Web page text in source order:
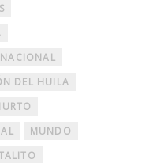
NACIONAL
DEL HUILA
MUNDO